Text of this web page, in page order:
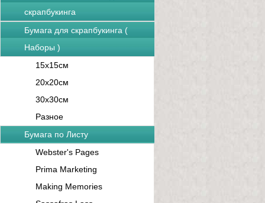
скрапбукинга
Бумага для скрапбукинга (
Наборы )
15x15см
20x20см
30x30см
Разное
Бумага по Листу
Webster's Pages
Prima Marketing
Making Memories